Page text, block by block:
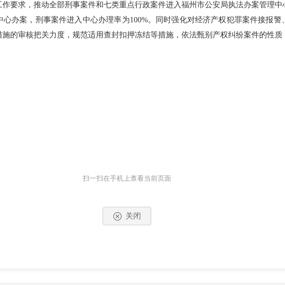
求，推动全部刑事案件和七类重点行政案件进入福州市公安局执法办案管理中
办案，刑事案件进入中心办理率为100%。同时强化对经济产权犯罪案件接报
的审核把关力度，规范适用查封扣押冻结等措施，依法甄别产权纠纷案件的性
扫一扫在手机上查看当前页面
关闭